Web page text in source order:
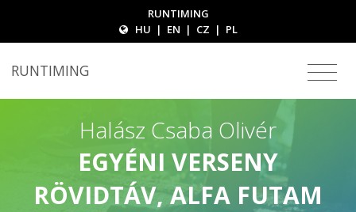
RUNTIMING
HU | EN | CZ | PL
RUNTIMING
Halász Csaba Olivér
EGYÉNI VERSENY
RÖVIDTÁV, ALFA FUTAM